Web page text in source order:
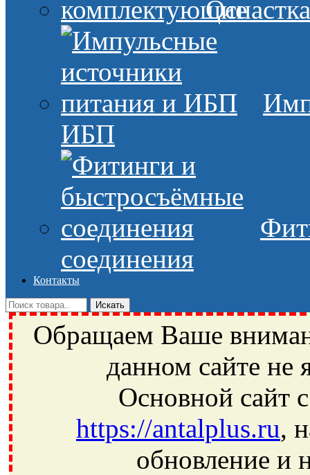
ИБП
соединения
Контакты
Обращаем Ваше
данном сайте не
Основной сайт
https://antalplus.ru,
обновление и